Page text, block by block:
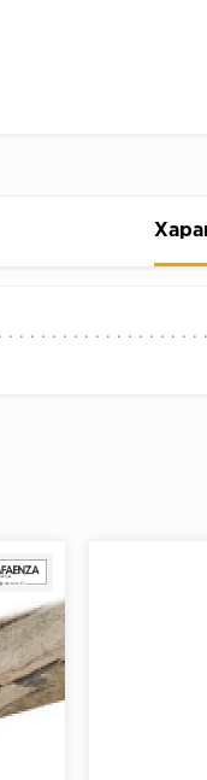
платите за
способом: в
3 до 36 месяцев